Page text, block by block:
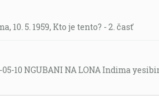
10. 5. 1959, Kto je tento? - 2. časť
10 NGUBANI NA LONA Indima